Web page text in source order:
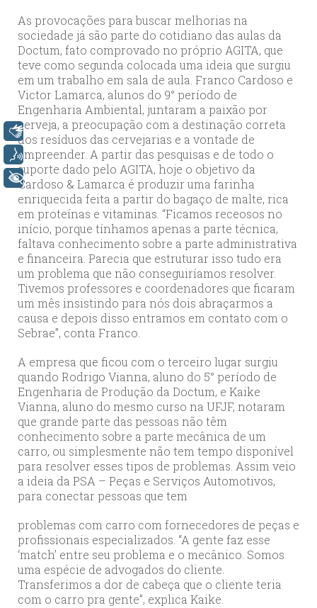
As provocações para buscar melhorias na
sociedade já são parte do cotidiano das aulas da
Doctum, fato comprovado no próprio AGITA, que
teve como segunda colocada uma ideia que surgiu
em um trabalho em sala de aula. Franco Cardoso e
Victor Lamarca, alunos do 9° período de
Engenharia Ambiental, juntaram a paixão por
cerveja, a preocupação com a destinação correta
dos resíduos das cervejarias e a vontade de
empreender. A partir das pesquisas e de todo o
suporte dado pelo AGITA, hoje o objetivo da
Cardoso & Lamarca é produzir uma farinha
enriquecida feita a partir do bagaço de malte, rica
em proteínas e vitaminas. “Ficamos receosos no
início, porque tínhamos apenas a parte técnica,
faltava conhecimento sobre a parte administrativa
e financeira. Parecia que estruturar isso tudo era
um problema que não conseguiríamos resolver.
Tivemos professores e coordenadores que ficaram
um mês insistindo para nós dois abraçarmos a
causa e depois disso entramos em contato com o
Sebrae”, conta Franco.
A empresa que ficou com o terceiro lugar surgiu
quando Rodrigo Vianna, aluno do 5° período de
Engenharia de Produção da Doctum, e Kaike
Vianna, aluno do mesmo curso na UFJF, notaram
que grande parte das pessoas não têm
conhecimento sobre a parte mecânica de um
carro, ou simplesmente não tem tempo disponível
para resolver esses tipos de problemas. Assim veio
a ideia da PSA – Peças e Serviços Automotivos,
para conectar pessoas que tem
problemas com carro com fornecedores de peças e
profissionais especializados. “A gente faz esse
‘match’ entre seu problema e o mecânico. Somos
uma espécie de advogados do cliente.
Transferimos a dor de cabeça que o cliente teria
com o carro pra gente”, explica Kaike.
Libras
Voz
+ Acessibilidade